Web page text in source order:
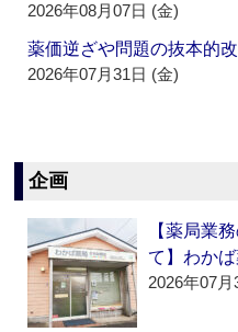
2026年08月07日 (金)
薬価逆ざや問題の抜本的
2026年07月31日 (金)
企画
【薬局業
て】わかば
2026年07